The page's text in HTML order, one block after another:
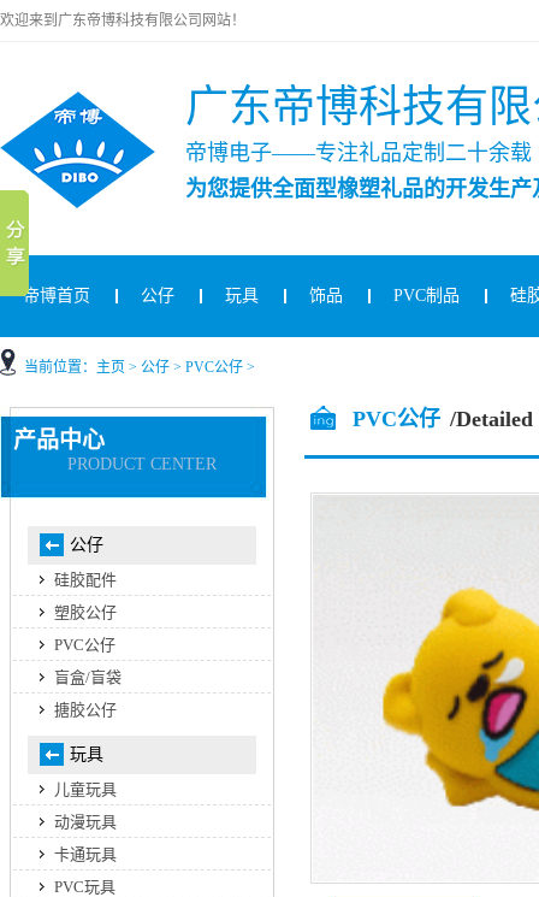
欢迎来到广东帝博科技有限公司网站！
广东帝博科技有
帝博电子——专注礼品定制二十余载
为您提供全面型橡塑礼品的开发生产
帝博首页 公仔 玩具 饰品 PVC制品 硅
当前位置： 主页 > 公仔 > PVC公仔 >
PVC公仔 /
产品中心
PRODUCT CENTER
公仔
硅胶配件
塑胶公仔
PVC公仔
盲盒/盲袋
搪胶公仔
玩具
儿童玩具
动漫玩具
卡通玩具
PVC玩具